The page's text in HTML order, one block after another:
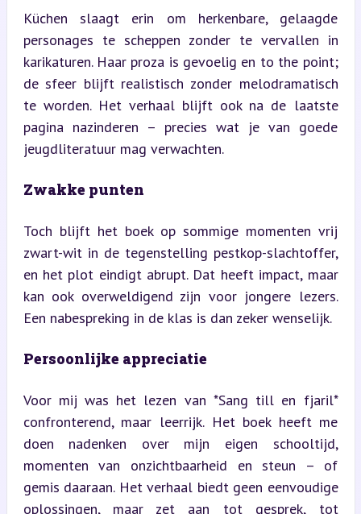
Küchen slaagt erin om herkenbare, gelaagde
personages te scheppen zonder te vervallen in
karikaturen. Haar proza is gevoelig en to the point;
de sfeer blijft realistisch zonder melodramatisch
te worden. Het verhaal blijft ook na de laatste
pagina nazinderen – precies wat je van goede
jeugdliteratuur mag verwachten.
Zwakke punten
Toch blijft het boek op sommige momenten vrij
zwart-wit in de tegenstelling pestkop-slachtoffer,
en het plot eindigt abrupt. Dat heeft impact, maar
kan ook overweldigend zijn voor jongere lezers.
Een nabespreking in de klas is dan zeker wenselijk.
Persoonlijke appreciatie
Voor mij was het lezen van *Sang till en fjaril*
confronterend, maar leerrijk. Het boek heeft me
doen nadenken over mijn eigen schooltijd,
momenten van onzichtbaarheid en steun – of
gemis daaraan. Het verhaal biedt geen eenvoudige
oplossingen, maar zet aan tot gesprek, tot